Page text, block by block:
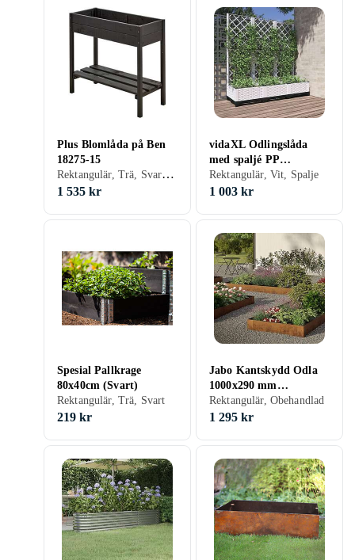
Plus Blomlåda på Ben
18275-15
Rektangulär, Trä, Svart, Ben
1 535 kr
vidaXL Odlingslåda
med spaljé PP
120x40x121,5cm Vit
153283
Rektangulär, Vit, Spalje
1 003 kr
Spesial Pallkrage
80x40cm (Svart)
Rektangulär, Trä, Svart
219 kr
Jabo Kantskydd Odla
1000x290 mm
Obehandlad 10293
Rektangulär, Obehandlad
1 295 kr